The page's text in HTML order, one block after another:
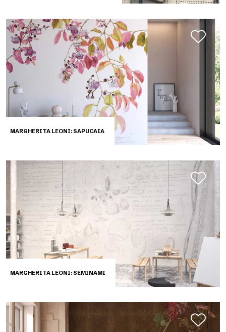
MARGHERITA LEONI: SAPUCAIA
MARGHERITA LEONI: SEMINAMI